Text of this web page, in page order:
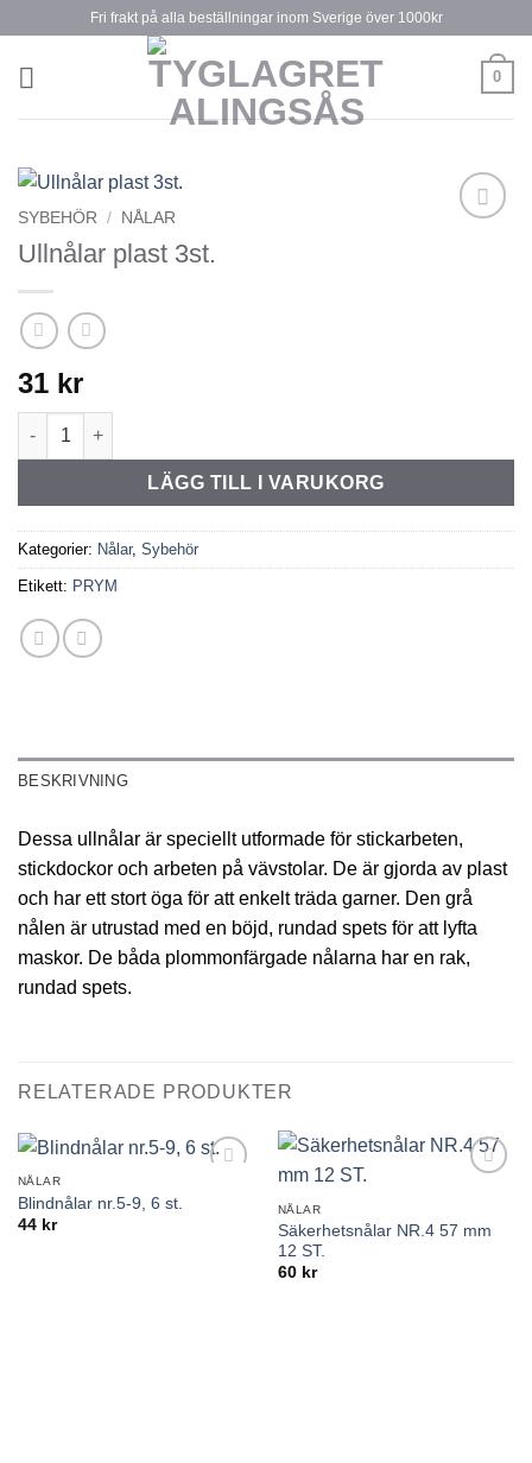
content
Fri frakt på alla beställningar inom Sverige över 1000kr
0
SYBEHÖR / NÅLAR
Ullnålar plast 3st.
31 kr
Ullnålar plast 3st. mängd
LÄGG TILL I VARUKORG
Kategorier: Nålar, Sybehör
Etikett: PRYM
BESKRIVNING
Dessa ullnålar är speciellt utformade för stickarbeten,
stickdockor och arbeten på vävstolar. De är gjorda av plast
och har ett stort öga för att enkelt träda garner. Den grå
nålen är utrustad med en böjd, rundad spets för att lyfta
maskor. De båda plommonfärgade nålarna har en rak,
rundad spets.
RELATERADE PRODUKTER
önskelistan
NÅLAR
Blindnålar nr.5-9, 6 st.
44 kr
NÅLAR
Säkerhetsnålar NR.4 57 mm
12 ST.
60 kr